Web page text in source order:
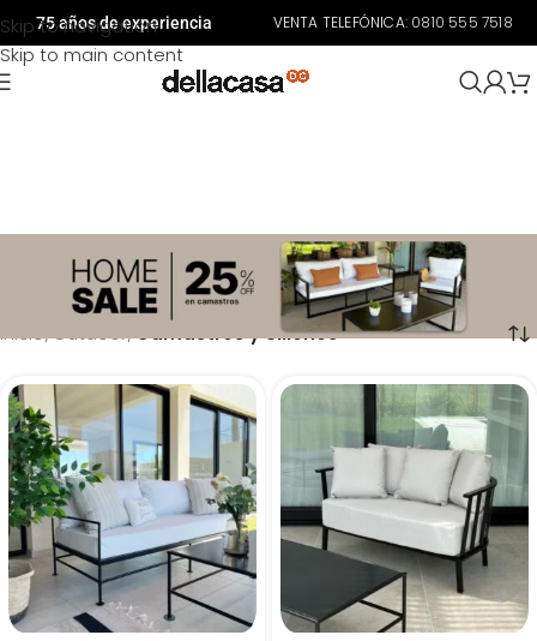
Skip to navigation
Skip to main content
75 años de experiencia VENTA TELEFÓNICA: 0810 555 7518
¿Estás pensando en renovar tus espacios de exterior? Llegaste al lugar indicado. Conocé
todos los modelos, colores y distintos materiales de camastros y sillones que tenemos
Inicio/Outdoor/Camastros y Sillones